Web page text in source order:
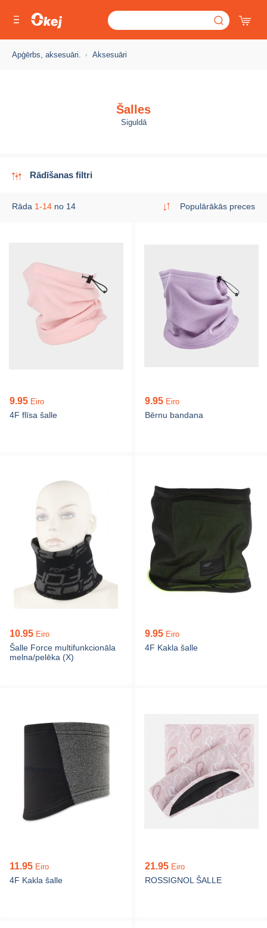
Apģērbs, aksesuāri. Aksesuāri
Šalles
Siguldā
Rādīšanas filtri
Rāda 1-14 no 14 Populārākās preces
9.95 Eiro
4F flīsa šalle
9.95 Eiro
Bērnu bandana
10.95 Eiro
Šalle Force multifunkcionāla
melna/pelēka (X)
9.95 Eiro
4F Kakla šalle
11.95 Eiro
4F Kakla šalle
21.95 Eiro
ROSSIGNOL ŠALLE